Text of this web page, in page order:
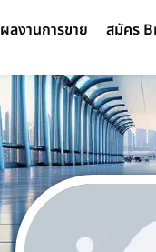
ผลงานการขาย สมัคร